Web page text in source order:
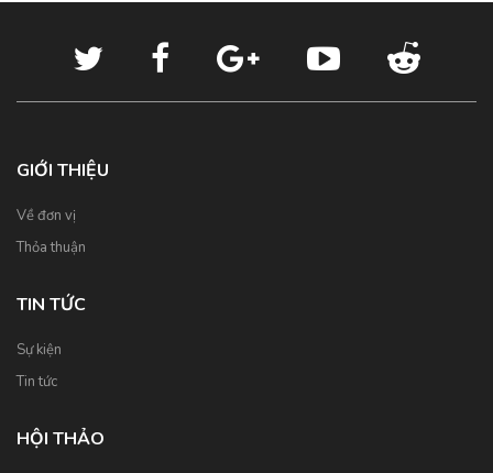
GIỚI THIỆU
Về đơn vị
Thỏa thuận
TIN TỨC
Sự kiện
Tin tức
HỘI THẢO